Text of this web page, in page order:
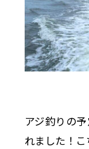
アジ釣りの
れました！